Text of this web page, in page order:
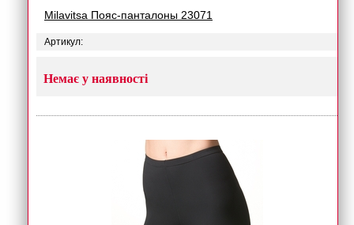
Milavitsa Пояс-панталоны 23071
Артикул:
Немає у наявності